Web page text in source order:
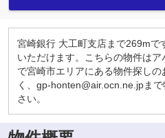
宮崎銀行 大工町支店まで269mで
いただけます。こちらの物件は
で宮崎市エリアにある物件探し
く、gp-honten@air.ocn.ne.jpま
さい。